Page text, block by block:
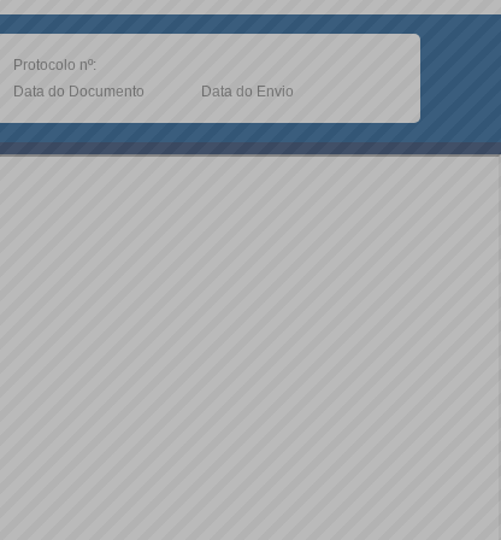
Protocolo nº:
Data do Documento
Data do Envio